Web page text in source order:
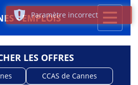
Toggle
- EMPLOIS
LES OFFRES
CCAS de Cannes
Paramètre incorrect